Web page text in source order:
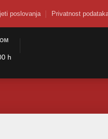
poslovanja Privatnost
h